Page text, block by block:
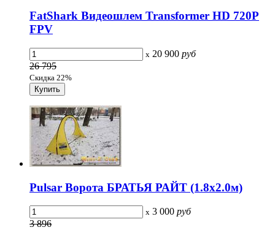
FatShark Видеошлем Transformer HD 720P
FPV
x 20 900 руб
26 795
Скидка 22%
Pulsar Ворота БРАТЬЯ РАЙТ (1.8x2.0м)
x 3 000 руб
3 896